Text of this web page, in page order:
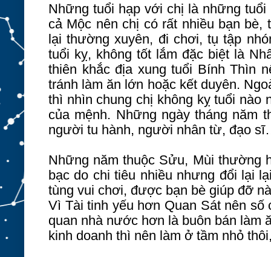
Những tuổi hạp với chị là những
cả Mộc nên chị có rất nhiều bạn
lại thường xuyên, đi chơi, tụ tập
tuổi kỵ, không tốt lắm đặc biệt là
thiên khắc địa xung tuổi Bính Thìn
tránh làm ăn lớn hoặc kết duyên.
thì nhìn chung chị không kỵ tuổi nào
của mệnh. Những ngày tháng năm
người tu hành, người nhân từ, đạo
Những năm thuộc Sửu, Mùi thường
bạc do chi tiêu nhiều nhưng đổi lại
tùng vui chơi, được bạn bè giúp đỡ
Vì Tài tinh yếu hơn Quan Sát nên
quan nhà nước hơn là buôn bán làm
kinh doanh thì nên làm ở tầm nhỏ